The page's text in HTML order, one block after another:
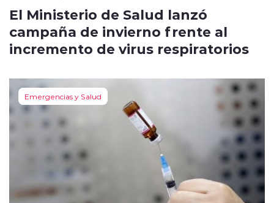
El Ministerio de Salud lanzó
campaña de invierno frente al
incremento de virus respiratorios
Emergencias y Salud